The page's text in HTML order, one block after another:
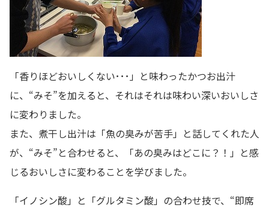
「香りほどおいしくない･･･」と味わったかつお出汁
に、“みそ”を加えると、それはそれは味わい深いおいしさ
に変わりました。
また、煮干し出汁は「魚の臭みが苦手」と話してくれた人
が、“みそ”と合わせると、「あの臭みはどこに？！」と感
じるおいしさに変わることを学びました。
「イノシン酸」と「グルタミン酸」の合わせ技で、“即席